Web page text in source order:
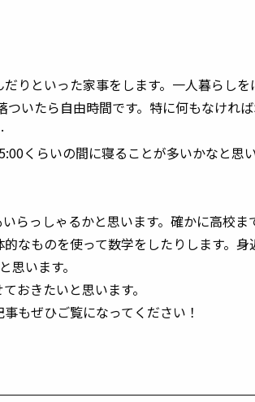
りといった家事をします。一人暮らし
いたら自由時間です。特に何もなけれ
くらいの間に寝ることが多いかなと思い
らっしゃるかと思います。確かに高校
なものを使って数学をしたりします。
います。
おきたいと思います。
もぜひご覧になってください！